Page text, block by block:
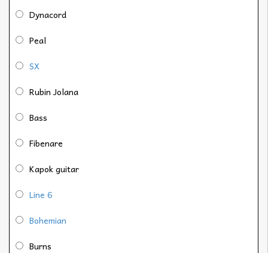
Dynacord
Peal
SX
Rubin Jolana
Bass
Fibenare
Kapok guitar
Line 6
Bohemian
Burns